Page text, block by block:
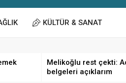
KÜLTÜR & SANAT
Melikoğlu rest çekti:
belgeleri açıklarım